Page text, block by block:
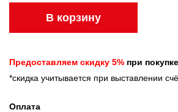
В корзину
Предоставляем скидку 5% при
*скидка учитывается при выставлении
Оплата